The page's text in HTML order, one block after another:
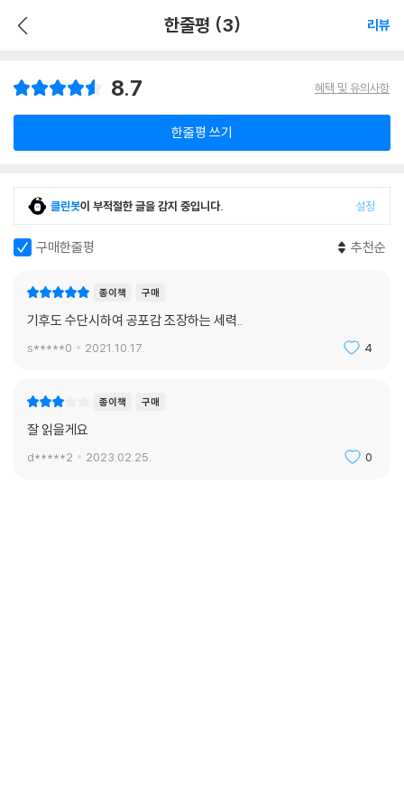
한줄평 (3) 리뷰
8.7 혜택 및 유의사항
한줄평 쓰기
클린봇이 부적절한 글을 감지 중입니다. 설정
구매한줄평 추천순
종이책 구매
기후도 수단시하여 공포감 조장하는 세력..
s*****0 2021.10.17. 4
종이책 구매
잘 읽을게요
d*****2 2023.02.25. 0